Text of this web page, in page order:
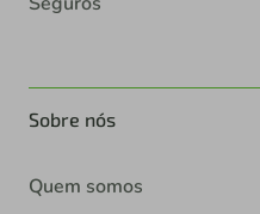
Sobre nós
Quem somos